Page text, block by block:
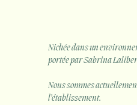
Nichée dans un
portée par Sabrina
Nous sommes
l’établissement.